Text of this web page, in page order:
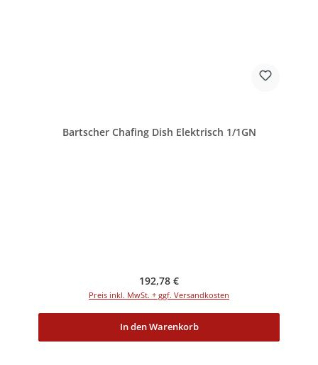
Bartscher Chafing Dish Elektrisch 1/1GN
Regulärer Preis:
192,78 €
Preis inkl. MwSt. + ggf. Versandkosten
In den Warenkorb